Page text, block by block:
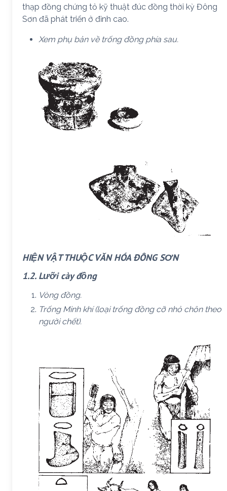
thạp đồng chứng tỏ kỹ thuật đúc đồng thời kỳ Đông
Sơn đã phát triển ở đỉnh cao.
Xem phụ bản về trống đồng phía sau.
HIỆN VẬT THUỘC VĂN HÓA ĐÔNG SƠN
1.2. Lưỡi cày đồng
Vòng đồng.
Trống Minh khí (loại trống đồng cỡ nhỏ chôn theo
người chết).